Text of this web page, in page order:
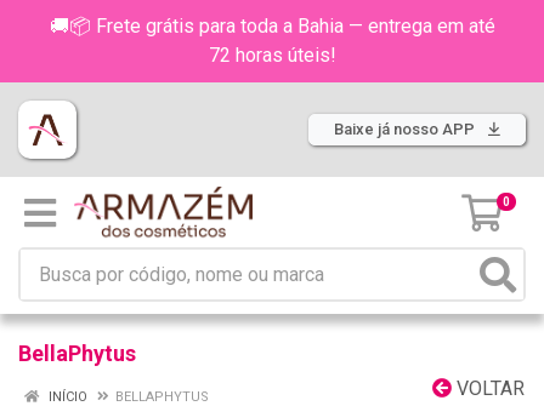
🚚📦 Frete grátis para toda a Bahia — entrega em até
72 horas úteis!
Baixe já nosso APP
0
BellaPhytus
VOLTAR
INÍCIO BELLAPHYTUS